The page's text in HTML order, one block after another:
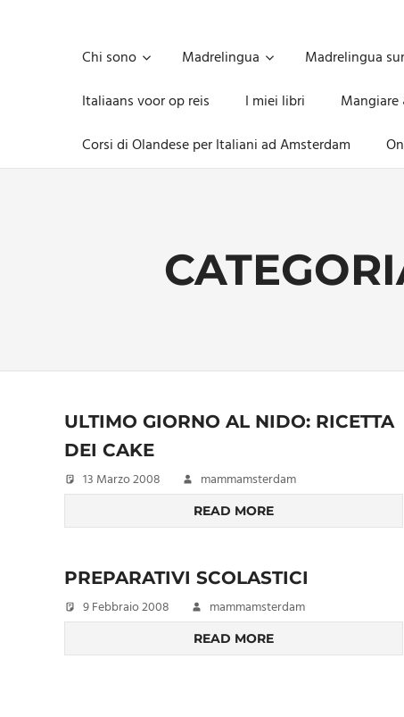
imprescindibile,
inevitabile
Mammamsterdam
oggi
anche
Chi sono Madrelingua Madrelingua
Italiaans voor op reis
I miei libri Mangiare
Corsi di Olandese per Italiani ad Amsterdam
ULTIMO GIORNO AL NIDO: RICETTA
DEI CAKE
13 Marzo 2008 mammamsterdam
READ MORE
PREPARATIVI SCOLASTICI
9 Febbraio 2008 mammamsterdam
READ MORE